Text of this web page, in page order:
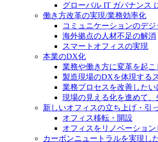
グローバル IT ガバナンス
働き方改革の実現/業務効率化
コミュニケーションのデジ
海外拠点の人材不足の解消
スマートオフィスの実現
本業のDX化
業務や働き方に変革を起
製造現場のDXを体現する
業務プロセスを改善した
現場の見える化を進めて
新しいオフィスの立ち上げ・引
オフィス移転・開設
オフィスをリノベーショ
カーボンニュートラルを実現し